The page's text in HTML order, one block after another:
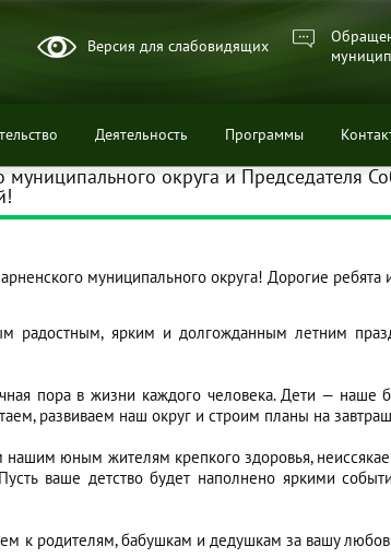
Версия для слабовидящих
Деятельность Программы
округа и Председателя
муниципального округа! Дорогие ребята
радостным, ярким и долгожданным летним
пора в жизни каждого человека. Дети — наше
развиваем наш округ и строим планы на
юным жителям крепкого здоровья,
ваше детство будет наполнено яркими
к родителям, бабушкам и дедушкам за вашу